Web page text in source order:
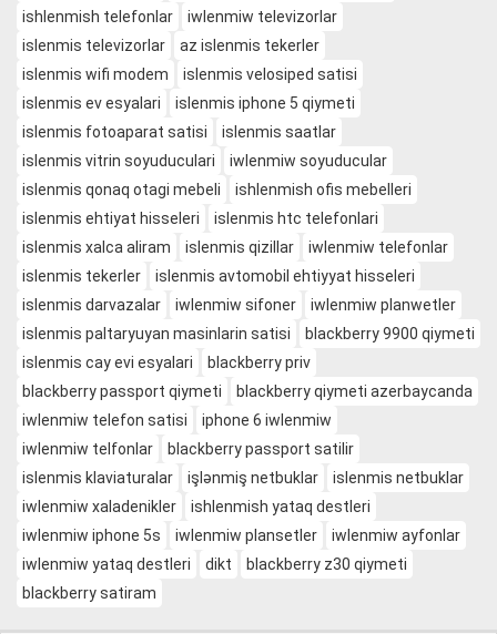
ishlenmish telefonlar
iwlenmiw televizorlar
islenmis televizorlar
az islenmis tekerler
islenmis wifi modem
islenmis velosiped satisi
islenmis ev esyalari
islenmis iphone 5 qiymeti
islenmis fotoaparat satisi
islenmis saatlar
islenmis vitrin soyuduculari
iwlenmiw soyuducular
islenmis qonaq otagi mebeli
ishlenmish ofis mebelleri
islenmis ehtiyat hisseleri
islenmis htc telefonlari
islenmis xalca aliram
islenmis qizillar
iwlenmiw telefonlar
islenmis tekerler
islenmis avtomobil ehtiyyat hisseleri
islenmis darvazalar
iwlenmiw sifoner
iwlenmiw planwetler
islenmis paltaryuyan masinlarin satisi
blackberry 9900 qiymeti
islenmis cay evi esyalari
blackberry priv
blackberry passport qiymeti
blackberry qiymeti azerbaycanda
iwlenmiw telefon satisi
iphone 6 iwlenmiw
iwlenmiw telfonlar
blackberry passport satilir
islenmis klaviaturalar
işlənmiş netbuklar
islenmis netbuklar
iwlenmiw xaladenikler
ishlenmish yataq destleri
iwlenmiw iphone 5s
iwlenmiw plansetler
iwlenmiw ayfonlar
iwlenmiw yataq destleri
dikt
blackberry z30 qiymeti
blackberry satiram